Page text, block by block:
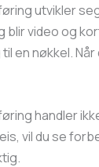
utvikler
blir video og
en nøkkel.
handler
vil du se